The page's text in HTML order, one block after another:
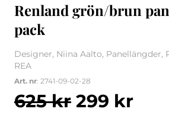
Renland grön/brun
pack
Designer, Niina Aalto, Panellängder,
REA
Art. nr: 2741-09-02-28
625kr Det
299 kr